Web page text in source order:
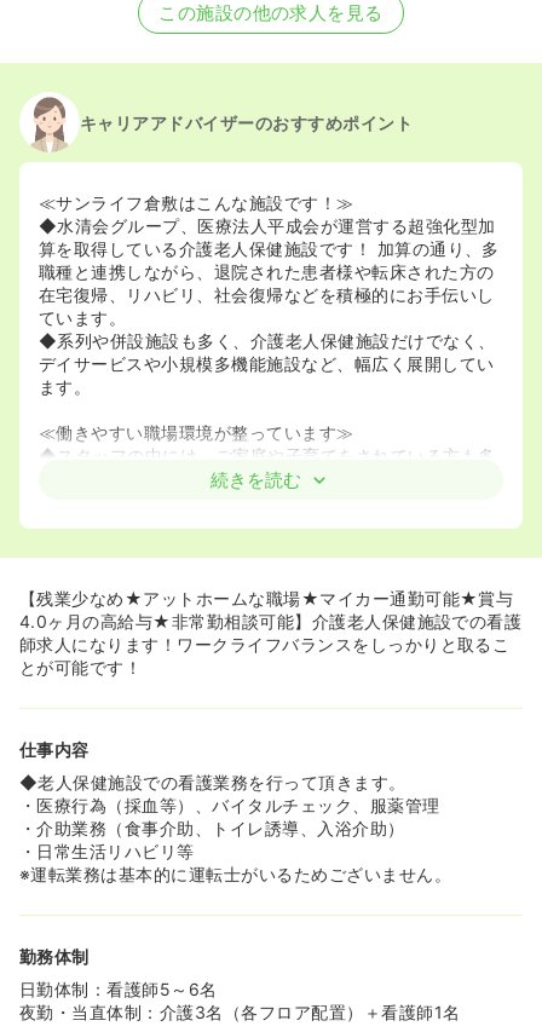
この施設の他の求人を見る
キャリアアドバイザーのおすすめポイント
≪サンライフ倉敷はこんな施設です！≫
◆水清会グループ、医療法人平成会が運営する超強化型加
算を取得している介護老人保健施設です！ 加算の通り、多
職種と連携しながら、退院された患者様や転床された方の
在宅復帰、リハビリ、社会復帰などを積極的にお手伝いし
ています。
◆系列や併設施設も多く、介護老人保健施設だけでなく、
デイサービスや小規模多機能施設など、幅広く展開してい
ます。
≪働きやすい職場環境が整っています≫
◆スタッフの中には、ご家庭や子育てをされている方も多
く、残業を減らしながら、家庭や私生活と仕事を両立して
に、日中スタッフ同士で声を掛け合いながら協力していま
談可能ですので、ご状況に合わせた働き方ができます。家
庭やライフプランなどがあっても、長期的な勤務ができる
ような体制づくりをしています。
◆施設も内装をリフォームしており、見学や面接にお越し
れいさ」など、ご好評をいただいています。
≪福利厚生面も整っています≫
◆賞与が4ヶ月と高水準の求人です。 母体のグループや法
人が複数展開されており、財務面が安定しやすいため実現
できています！
◆産育休からの復帰後も時短で働ける職場です。復帰後
も、お子様が小学校に上がるまで時短常勤が相談可能です
境になっています。
≪非常勤相談可能です！≫
◆非常勤スタッフの募集もある場合がございます！ 働き方
や勤務時間などの相談もしやすい環境ですので、ご希望が
続きを読む
【残業少なめ★アットホームな職場★マイカー通勤可能★賞与
4.0ヶ月の高給与★非常勤相談可能】介護老人保健施設での看護
師求人になります！ワークライフバランスをしっかりと取るこ
とが可能です！
仕事内容
◆老人保健施設での看護業務を行って頂きます。
・医療行為（採血等）、バイタルチェック、服薬管理
・介助業務（食事介助、トイレ誘導、入浴介助）
・日常生活リハビリ等
※運転業務は基本的に運転士がいるためございません。
勤務体制
日勤体制：看護師5～6名
夜勤・当直体制：介護3名（各フロア配置）＋看護師1名